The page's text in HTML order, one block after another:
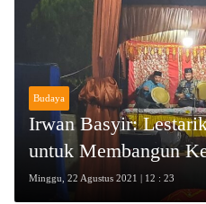
Budaya
Irwan Basyir:
untuk Membangun
Minggu, 22 Agustus 2021 | 12 : 23